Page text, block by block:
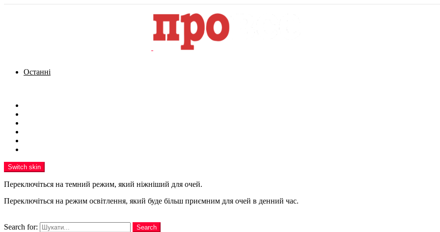
Останні
Switch skin
Переключіться на темний режим, який ніжніший для очей.
Переключіться на режим освітлення, який буде більш приємним для очей в денний час.
Search for:
Search